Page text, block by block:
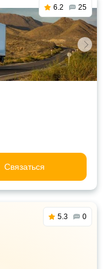
6.2 25
Связаться
5.3 0